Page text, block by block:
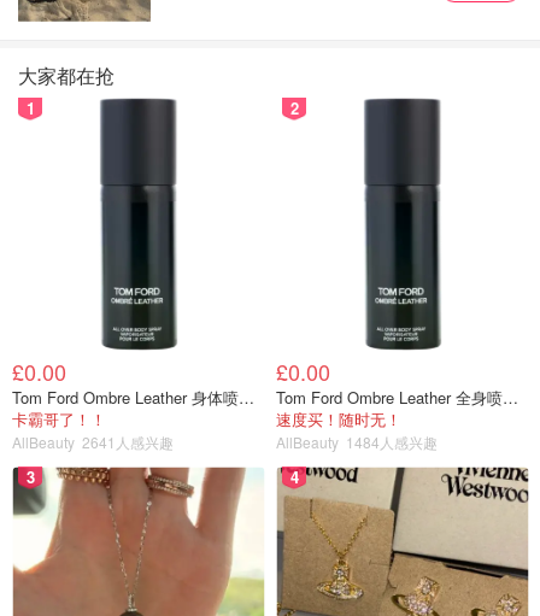
6⃣️ 油温在160度下锅油炸，要拨动避免粘锅
大家都在抢
1
£0.00
Tom Ford Ombre Leather 身体喷雾 150ml
卡霸哥了！！
AllBeauty 2641人感兴趣
2
£0.00
Tom Ford Ombre Leather 全身喷雾 150ml
速度买！随时无！
AllBeauty 1484人感兴趣
3 4